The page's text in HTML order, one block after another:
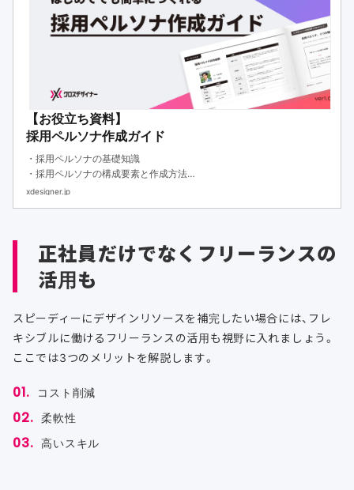
【お役立ち資料】
採用ペルソナ作成ガイド
・採用ペルソナの基礎知識
・採用ペルソナの構成要素と作成方法
・作成フォーマットと採用方法
xdesigner.jp
正社員だけでなくフリーランスの
活用も
スピーディーにデザインリソースを補完したい場合には、フレ
キシブルに働けるフリーランスの活用も視野に入れましょう。
ここでは3つのメリットを解説します。
コスト削減
柔軟性
高いスキル